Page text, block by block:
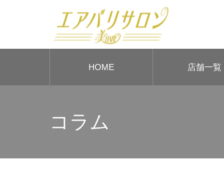
HOME 店舗一覧
コラム